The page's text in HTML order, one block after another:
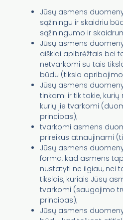
Jūsų asmens
sąžiningu ir skaidriu
sąžiningumo ir
Jūsų asmens
aiškiai apibrėžtais bei
netvarkomi su tais
būdu (tikslo
Jūsų asmens
tinkami ir tik tokie, kurių
kurių jie tvarkomi
principas);
tvarkomi asmens
prireikus atnaujinami
Jūsų asmens
forma, kad asmens
nustatyti ne ilgiau, nei
tikslais, kuriais Jūsų
tvarkomi (saugojimo
principas);
Jūsų asmens